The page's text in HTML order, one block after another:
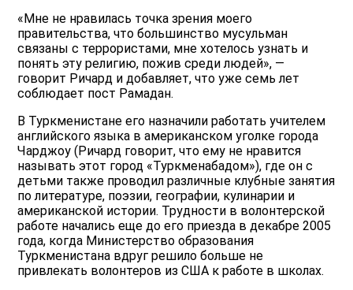
«Мне не нравилась точка зрения моего
правительства, что большинство мусульман
связаны с террористами, мне хотелось узнать и
понять эту религию, пожив среди людей», —
говорит Ричард и добавляет, что уже семь лет
соблюдает пост Рамадан.
В Туркменистане его назначили работать учителем
английского языка в американском уголке города
Чарджоу (Ричард говорит, что ему не нравится
называть этот город «Туркменабадом»), где он с
детьми также проводил различные клубные занятия
по литературе, поэзии, географии, кулинарии и
американской истории. Трудности в волонтерской
работе начались еще до его приезда в декабре 2005
года, когда Министерство образования
Туркменистана вдруг решило больше не
привлекать волонтеров из США к работе в школах.